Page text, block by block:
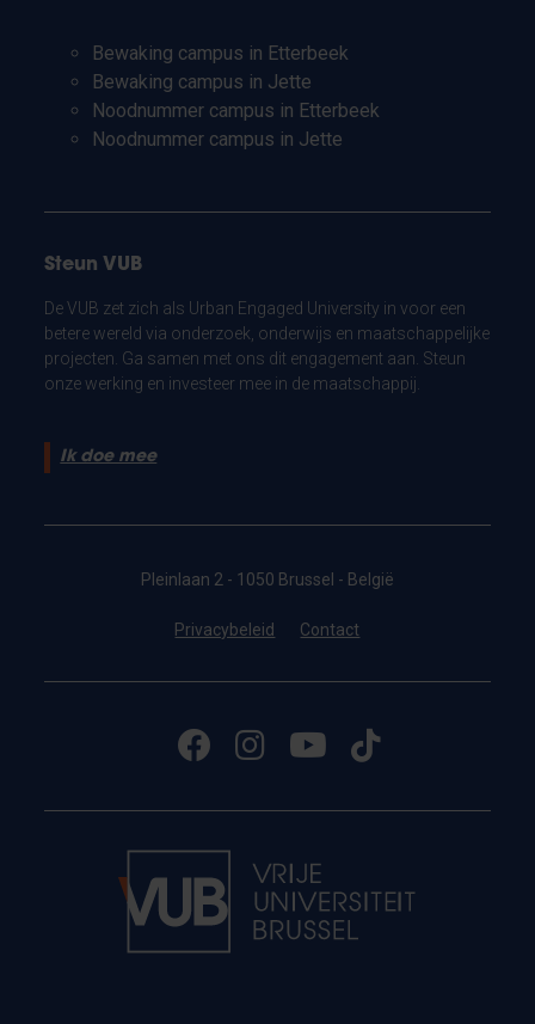
Bewaking campus in Etterbeek
Bewaking campus in Jette
Noodnummer campus in Etterbeek
Noodnummer campus in Jette
Steun VUB
De VUB zet zich als Urban Engaged University in voor een
betere wereld via onderzoek, onderwijs en maatschappelijke
projecten. Ga samen met ons dit engagement aan. Steun
onze werking en investeer mee in de maatschappij.
Ik doe mee
Pleinlaan 2 - 1050 Brussel - België
Privacybeleid Contact